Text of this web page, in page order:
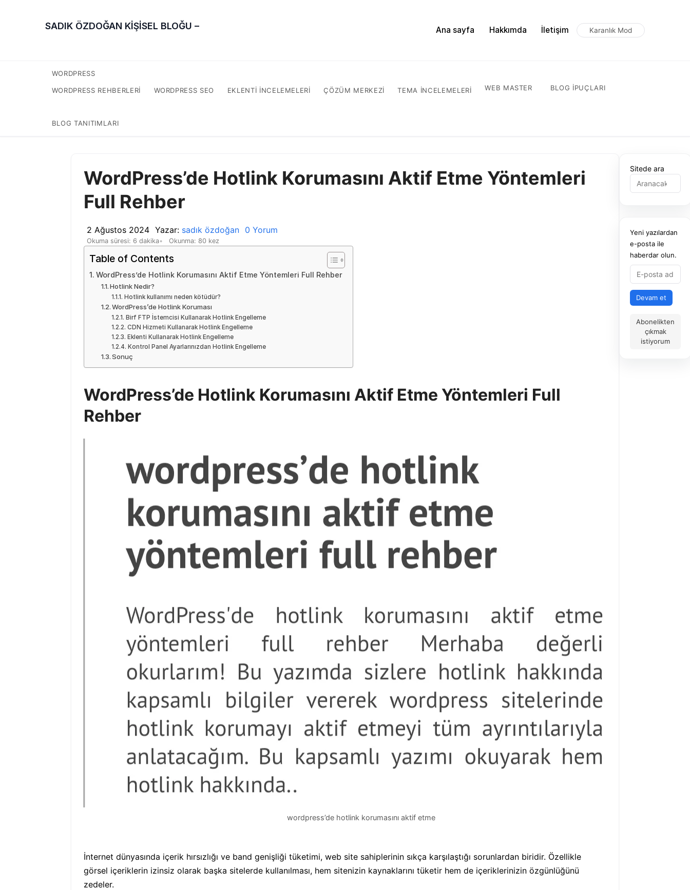
SADIK ÖZDOĞAN KİŞİSEL BLOĞU – Ana sayfa Hakkımda İletişim Karanlık Mod
WORDPRESS
WORDPRESS REHBERLERI WORDPRESS SEO EKLENTI INCELEMELERI ÇÖZÜM MERKEZI TEMA INCELEMELERI WEB MASTER BLOG IPUÇLARI
BLOG TANITIMLARI
WordPress’de Hotlink Korumasını Aktif Etme Yöntemleri
Full Rehber
2 Ağustos 2024 Yazar: sadık özdoğan 0 Yorum
Okuma süresi: 6 dakika Okunma: 80 kez
Table of Contents
WordPress’de Hotlink Korumasını Aktif Etme Yöntemleri Full Rehber
Hotlink Nedir?
Hotlink kullanımı neden kötüdür?
WordPress’de Hotlink Koruması
Birf FTP İstemcisi Kullanarak Hotlink Engelleme
CDN Hizmeti Kullanarak Hotlink Engelleme
Eklenti Kullanarak Hotlink Engelleme
Kontrol Panel Ayarlarınızdan Hotlink Engelleme
Sonuç
WordPress’de Hotlink Korumasını Aktif Etme Yöntemleri Full
Rehber
wordpress’de hotlink korumasını aktif etme
İnternet dünyasında içerik hırsızlığı ve band genişliği tüketimi, web site sahiplerinin sıkça karşılaştığı sorunlardan biridir. Özellikle
görsel içeriklerin izinsiz olarak başka sitelerde kullanılması, hem sitenizin kaynaklarını tüketir hem de içeriklerinizin özgünlüğünü
zedeler.
Sitede ara
Yeni yazılardan
e-posta ile
haberdar olun.
Devam et
Abonelikten
çıkmak
istiyorum